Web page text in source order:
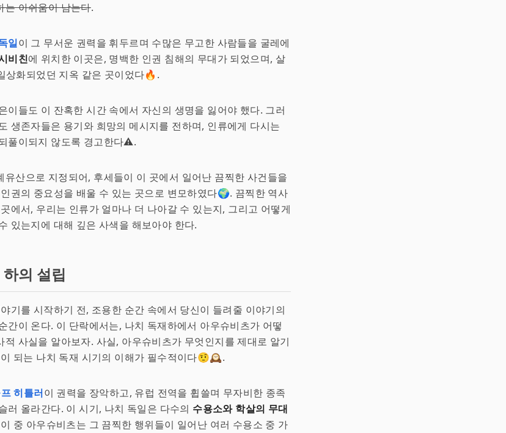
는 아쉬움이 남는다.
일이 그 무서운 권력을 휘두르며 수많은 무고한 사람들을 굴레에
비친에 위치한 이곳은, 명백한 인권 침해의 무대가 되었으며, 살
상화되었던 지옥 같은 곳이었다🔥.
이들도 이 잔혹한 시간 속에서 자신의 생명을 잃어야 했다. 그러
생존자들은 용기와 희망의 메시지를 전하며, 인류에게 다시는
풀이되지 않도록 경고한다⚠️.
유산으로 지정되어, 후세들이 이 곳에서 일어난 끔찍한 사건들을
권의 중요성을 배울 수 있는 곳으로 변모하였다🌍. 끔찍한 역사
에서, 우리는 인류가 얼마나 더 나아갈 수 있는지, 그리고 어떻게
있는지에 대해 깊은 사색을 해보아야 한다.
의 설립
기를 시작하기 전, 조용한 순간 속에서 당신이 들려줄 이야기의
간이 온다. 이 단락에서는, 나치 독재하에서 아우슈비츠가 어떻
적 사실을 알아보자. 사실, 아우슈비츠가 무엇인지를 제대로 알기
되는 나치 독재 시기의 이해가 필수적이다🤨🕰️.
히틀러이 권력을 장악하고, 유럽 전역을 휩쓸며 무자비한 종족
러 올라간다. 이 시기, 나치 독일은 다수의 수용소와 학살의 무대
중 아우슈비츠는 그 끔찍한 행위들이 일어난 여러 수용소 중 가